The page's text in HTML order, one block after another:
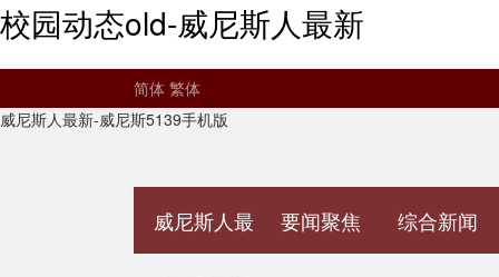
校园动态old-威尼斯人最新
简体 繁体
威尼斯人最新-威尼斯5139手机版
威尼斯人最 要闻聚焦 综合新闻